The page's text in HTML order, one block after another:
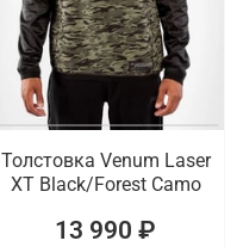
Толстовка Venum Laser
XT Black/Forest Camo
13 990 ₽